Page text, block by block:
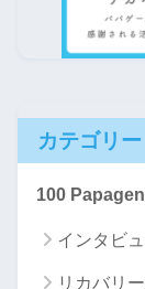
カテゴリー
100
インタビ
リカバリ